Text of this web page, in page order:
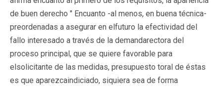
de buen derecho " Encuanto -al menos, en buena técnica-
preordenadas a asegurar en elfuturo la efectividad del
fallo interesado a través de la demandarectora del
proceso principal, que se quiere favorable para
elsolicitante de las medidas, presupuesto toral de éstas
es que aparezcaindiciado, siquiera sea de forma